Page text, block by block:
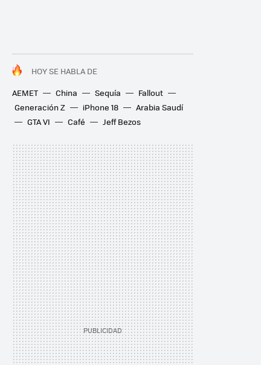
HOY SE HABLA DE
AEMET
China Sequía
Fallout
Generación Z
iPhone 18
Arabia Saudí
GTA VI
Café Jeff Bezos